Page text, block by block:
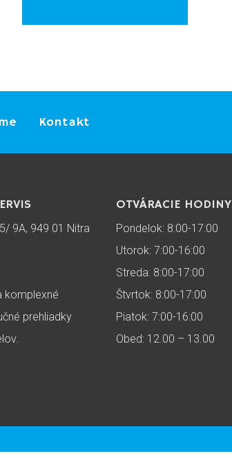
Kontakt
9A, 949 01 Nitra
komplexné
prehliadky
OTVÁRACIE HODINY
Pondelok: 8:00-17:00
Utorok: 7:00-16:00
Streda: 8:00-17:00
Štvrtok: 8:00-17:00
Piatok: 7:00-16:00
Obed: 12.00 – 13.00